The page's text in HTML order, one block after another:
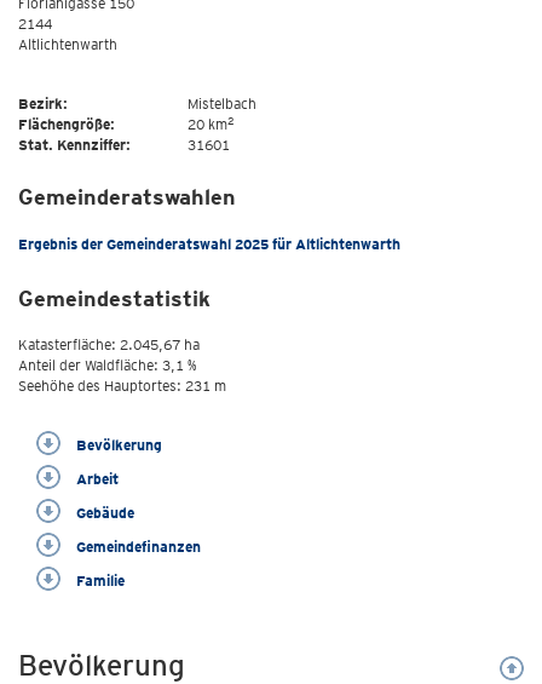
2144
Altlichtenwarth
Bezirk:
Mistelbach
Flächengröße:
20 km2
Stat. Kennziffer: 31601
Gemeinderatswahlen
Ergebnis der Gemeinderatswahl 2025 für Altlichtenwarth
Gemeindestatistik
Katasterfläche: 2.045,67 ha
Anteil der Waldfläche: 3,1 %
Seehöhe des Hauptortes: 231 m
Bevölkerung
Arbeit
Gebäude
Gemeindefinanzen
Familie
Bevölkerung